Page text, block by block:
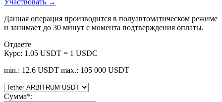
Участвовать →
Данная операция производится в полуавтоматическом режиме
и занимает до 30 минут с момента подтверждения оплаты.
Отдаете
Курс: 1.05 USDT = 1 USDC
min.: 12.6 USDT max.: 105 000 USDT
Сумма*: